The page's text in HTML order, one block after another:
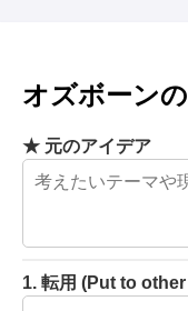
オズボーン
★ 元のアイデア
1. 転用 (Put to